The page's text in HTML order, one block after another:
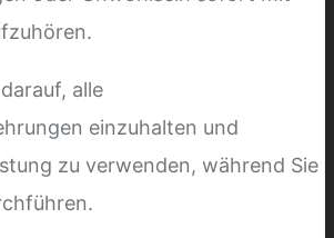
alle
einzuhalten und
zu verwenden, während Sie